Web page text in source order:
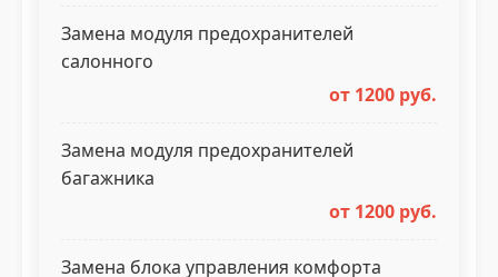
Замена модуля предохранителей
салонного
от 1200 руб.
Замена модуля предохранителей
багажника
от 1200 руб.
Замена блока управления комфорта